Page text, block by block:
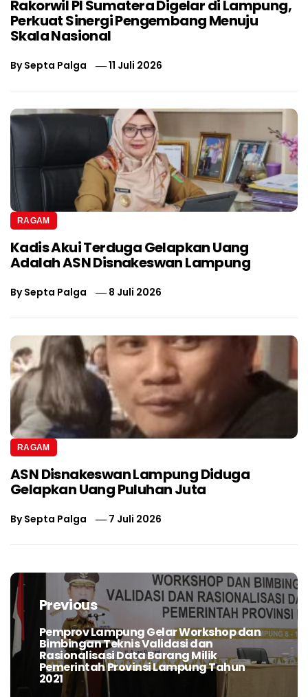
Rakorwil PI Sumatera Digelar di Lampung,
Perkuat Sinergi Pengembang Menuju
Skala Nasional
BySepta Palga 11 Juli 2026
RAGAM
Kadis Akui Terduga Gelapkan Uang
Adalah ASN Disnakeswan Lampung
BySepta Palga 8 Juli 2026
RAGAM
ASN Disnakeswan Lampung Diduga
Gelapkan Uang Puluhan Juta
BySepta Palga 7 Juli 2026
Navigasi
posPrevious
Previous
post:
Pemprov Lampung Gelar Workshop dan
Bimbingan Teknis Validasi dan
Rasionalisasi Data Barang Milik
Pemerintah Provinsi Lampung Tahun
2021